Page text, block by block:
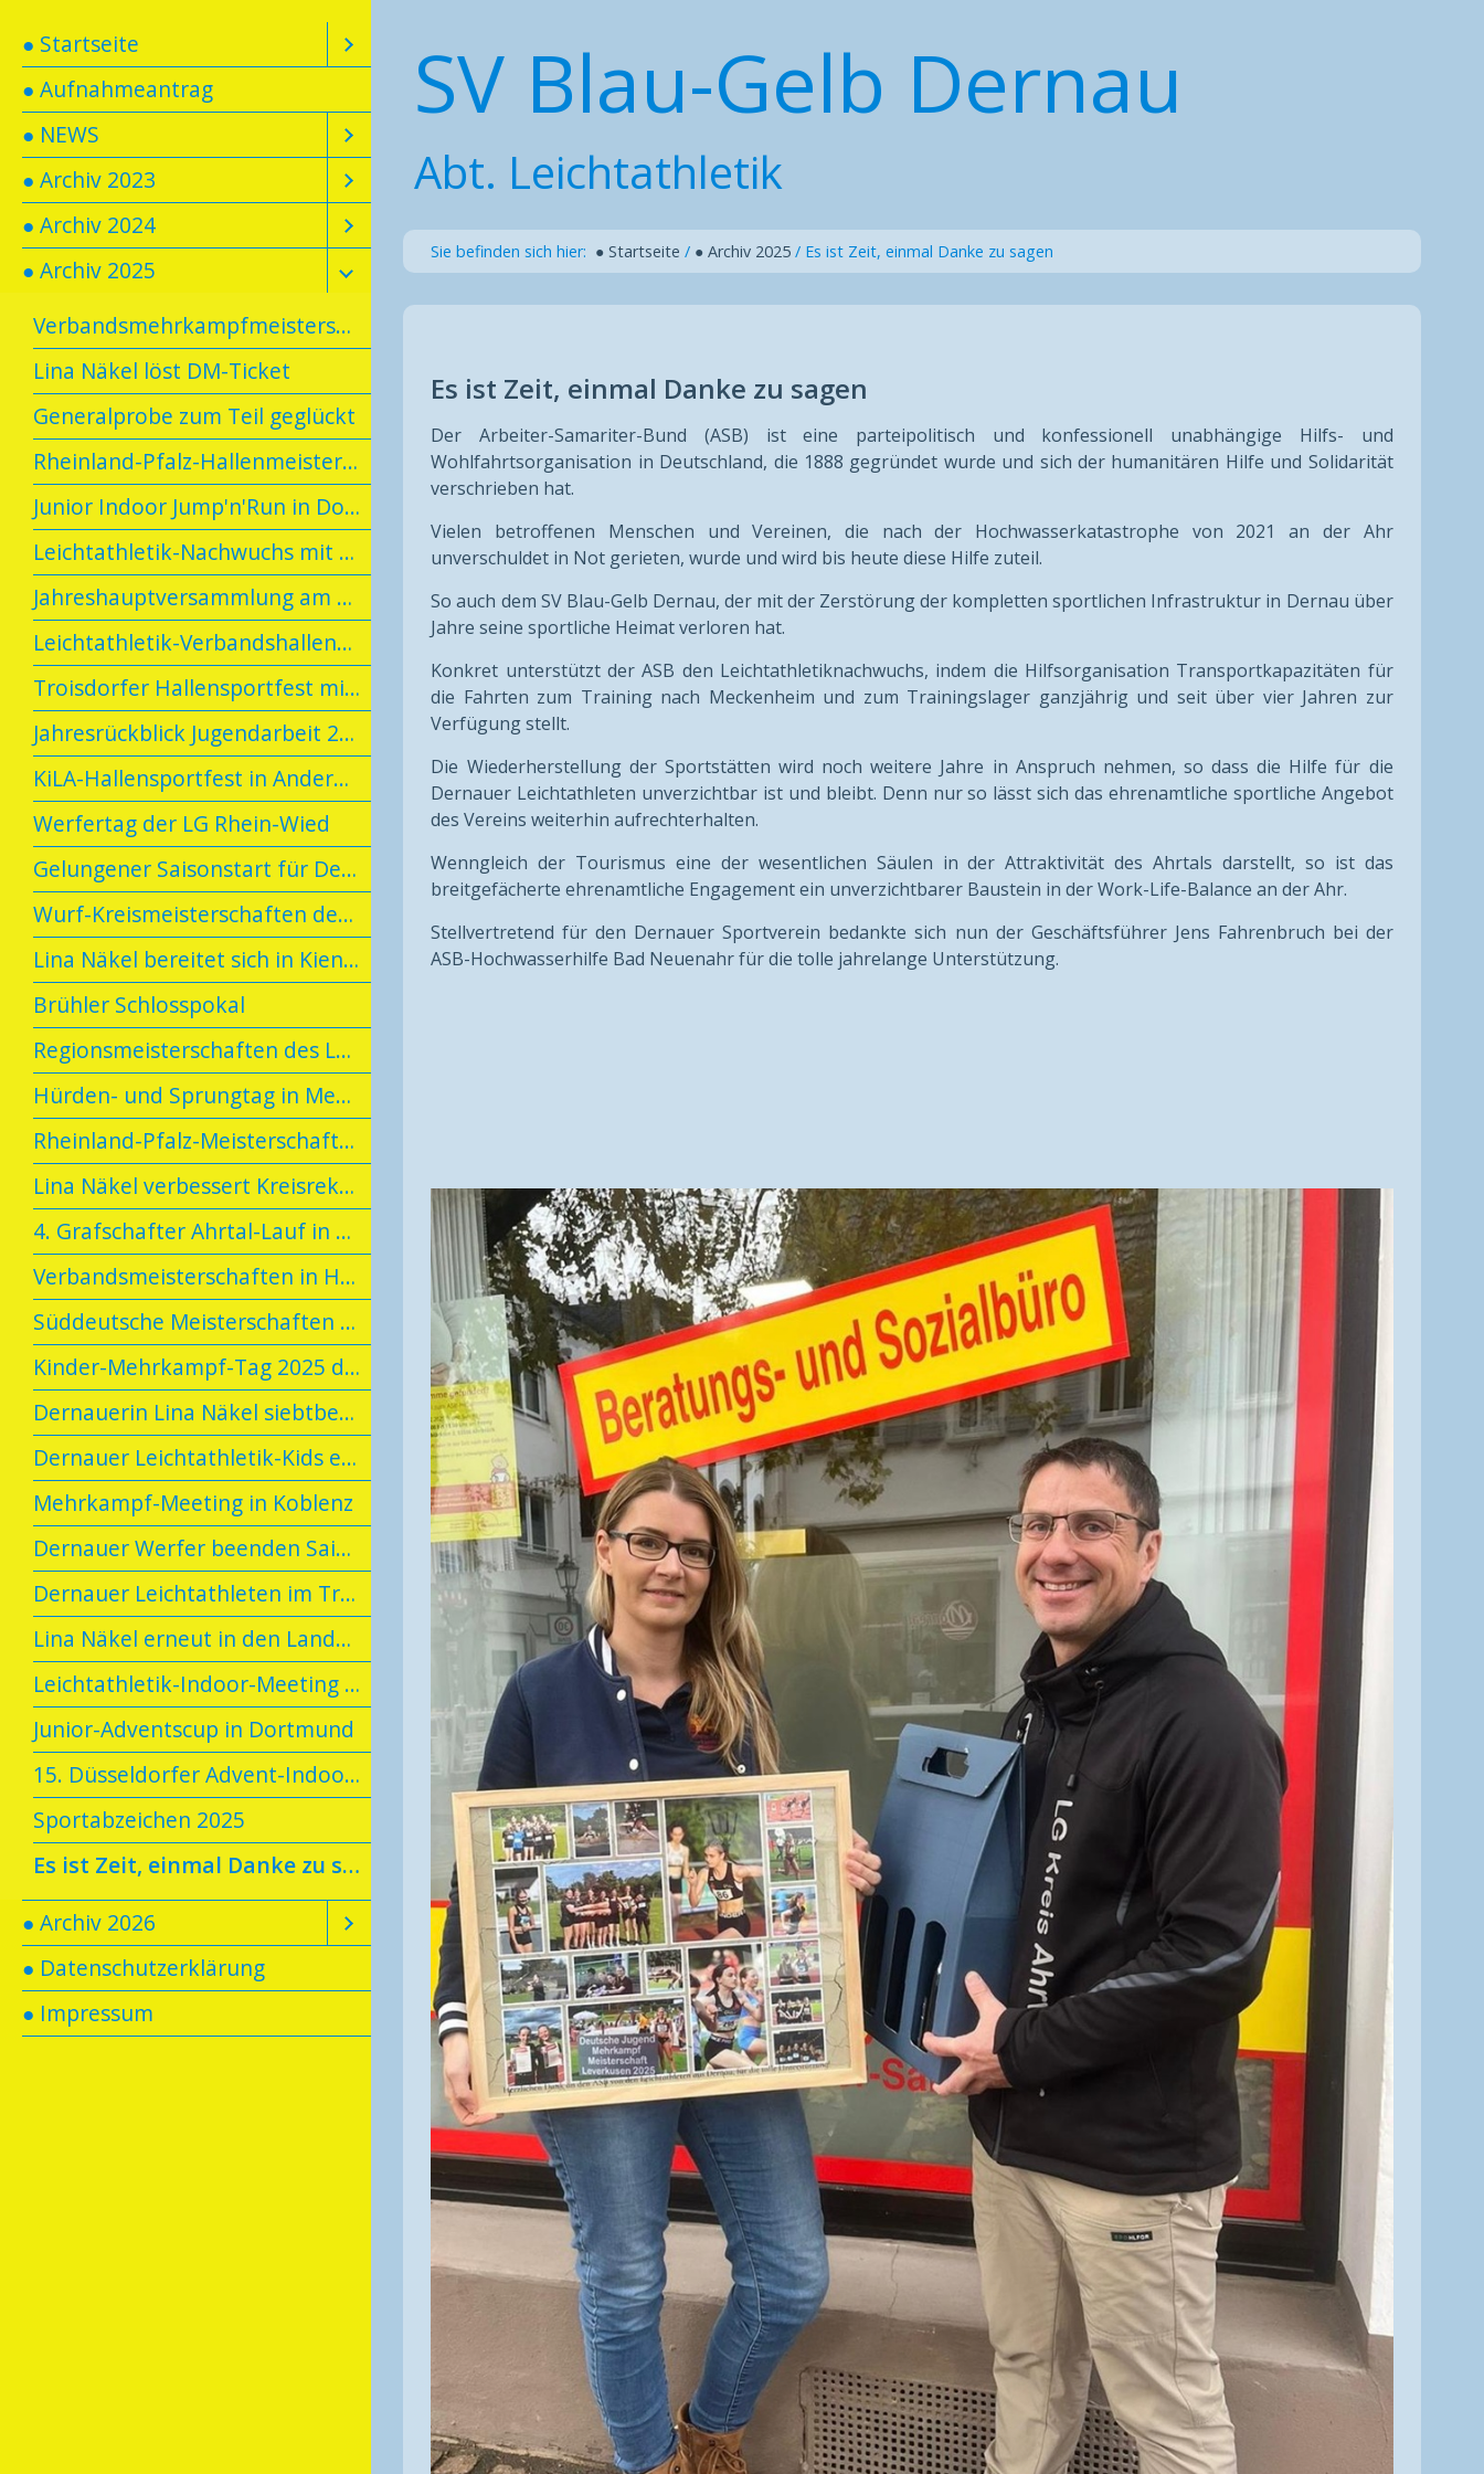
● Startseite
● Aufnahmeantrag
● NEWS
● Archiv 2023
● Archiv 2024
● Archiv 2025
Verbandsmehrkampfmeisterschaft in Konz
Lina Näkel löst DM-Ticket
Generalprobe zum Teil geglückt
Rheinland-Pfalz-Hallenmeisterschaften U20/U16
Junior Indoor Jump'n'Run in Dortmund
Leichtathletik-Nachwuchs mit Spaß und Erfolg beim U14-Talent-Meeting
Jahreshauptversammlung am 19.02.2025
Leichtathletik-Verbandshallenmeisterschaften Rheinhessen/Rheinland
Troisdorfer Hallensportfest mit Dernauer Beteiligung
Jahresrückblick Jugendarbeit 2024
KiLA-Hallensportfest in Andernach
Werfertag der LG Rhein-Wied
Gelungener Saisonstart für Dernauer Leichtathletinnen in Diez
Wurf-Kreismeisterschaften der LG Kreis Ahrweiler
Lina Näkel bereitet sich in Kienbaum vor
Brühler Schlosspokal
Regionsmeisterschaften des Leichtathletikverbandes Rheinhessen-Rheinland
Hürden- und Sprungtag in Meckenheim
Rheinland-Pfalz-Meisterschaften U20/U16 in Neuwied
Lina Näkel verbessert Kreisrekord
4. Grafschafter Ahrtal-Lauf in Vettelhoven
Verbandsmeisterschaften in Hachenburg
Süddeutsche Meisterschaften in der U23/U16
Kinder-Mehrkampf-Tag 2025 der LG Meckenheim
Dernauerin Lina Näkel siebtbeste Mehrkämpferin (W14) in Deutschland
Dernauer Leichtathletik-Kids erlangen das Tim-Lobinger-Athletik-Abzeichen
Mehrkampf-Meeting in Koblenz
Dernauer Werfer beenden Saison mit persönlichen Bestleistungen
Dernauer Leichtathleten im Trainingslager
Lina Näkel erneut in den Landeskader berufen
Leichtathletik-Indoor-Meeting in Troisdorf
Junior-Adventscup in Dortmund
15. Düsseldorfer Advent-Indoor-Meeting
Sportabzeichen 2025
Es ist Zeit, einmal Danke zu sagen
● Archiv 2026
● Datenschutzerklärung
● Impressum
SV Blau-Gelb Dernau
Abt. Leichtathletik
Sie befinden sich hier: ● Startseite / ● Archiv 2025 / Es ist Zeit, einmal Danke zu sagen
Es ist Zeit, einmal Danke zu sagen
Der Arbeiter-Samariter-Bund (ASB) ist eine parteipolitisch und konfessionell unabhängige Hilfs- und
Wohlfahrtsorganisation in Deutschland, die 1888 gegründet wurde und sich der humanitären Hilfe und Solidarität
verschrieben hat.
Vielen betroffenen Menschen und Vereinen, die nach der Hochwasserkatastrophe von 2021 an der Ahr
unverschuldet in Not gerieten, wurde und wird bis heute diese Hilfe zuteil.
So auch dem SV Blau-Gelb Dernau, der mit der Zerstörung der kompletten sportlichen Infrastruktur in Dernau über
Jahre seine sportliche Heimat verloren hat.
Konkret unterstützt der ASB den Leichtathletiknachwuchs, indem die Hilfsorganisation Transportkapazitäten für
die Fahrten zum Training nach Meckenheim und zum Trainingslager ganzjährig und seit über vier Jahren zur
Verfügung stellt.
Die Wiederherstellung der Sportstätten wird noch weitere Jahre in Anspruch nehmen, so dass die Hilfe für die
Dernauer Leichtathleten unverzichtbar ist und bleibt. Denn nur so lässt sich das ehrenamtliche sportliche Angebot
des Vereins weiterhin aufrechterhalten.
Wenngleich der Tourismus eine der wesentlichen Säulen in der Attraktivität des Ahrtals darstellt, so ist das
breitgefächerte ehrenamtliche Engagement ein unverzichtbarer Baustein in der Work-Life-Balance an der Ahr.
Stellvertretend für den Dernauer Sportverein bedankte sich nun der Geschäftsführer Jens Fahrenbruch bei der
ASB-Hochwasserhilfe Bad Neuenahr für die tolle jahrelange Unterstützung.